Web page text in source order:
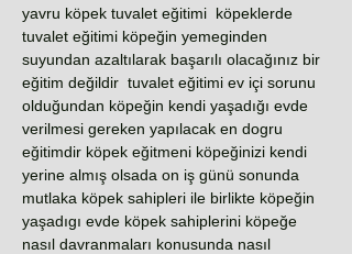
yavru köpek tuvalet eğitimi köpeklerde
tuvalet eğitimi köpeğin yemeginden
suyundan azaltılarak başarılı olacağınız bir
eğitim değildir tuvalet eğitimi ev içi sorunu
olduğundan köpeğin kendi yaşadığı evde
verilmesi gereken yapılacak en dogru
eğitimdir köpek eğitmeni köpeğinizi kendi
yerine almış olsada on iş günü sonunda
mutlaka köpek sahipleri ile birlikte köpeğin
yaşadıgı evde köpek sahiplerini köpeğe
nasıl davranmaları konusunda nasıl